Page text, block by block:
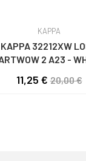
KAPPA
KAPPA 32212XW
2 A23 -
11,25 €20,00 €